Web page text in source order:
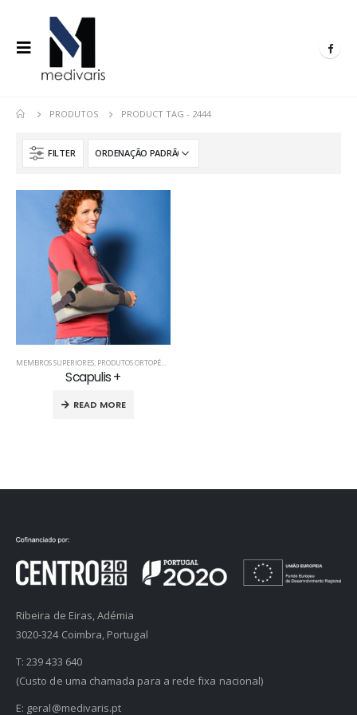
PRODUTOS PRODUCT TAG - 2444
FILTER
MEMBROS SUPERIORES, PRODUTOS ORTOPÉDICOS
Scapulis +
READ MORE
Ribeira de Eiras, Adémia
3020-324 Coimbra, Portugal
T:239 433 640
(Custo de uma chamada para a rede fixa nacional)
E: geral@medivaris.pt